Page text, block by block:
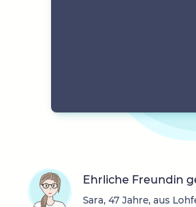
Ehrliche Freundin
Sara, 47 Jahre, aus